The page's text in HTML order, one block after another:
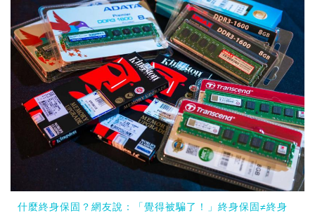
什麼終身保固？網友說：「覺得被騙了！」終身保固≠終身